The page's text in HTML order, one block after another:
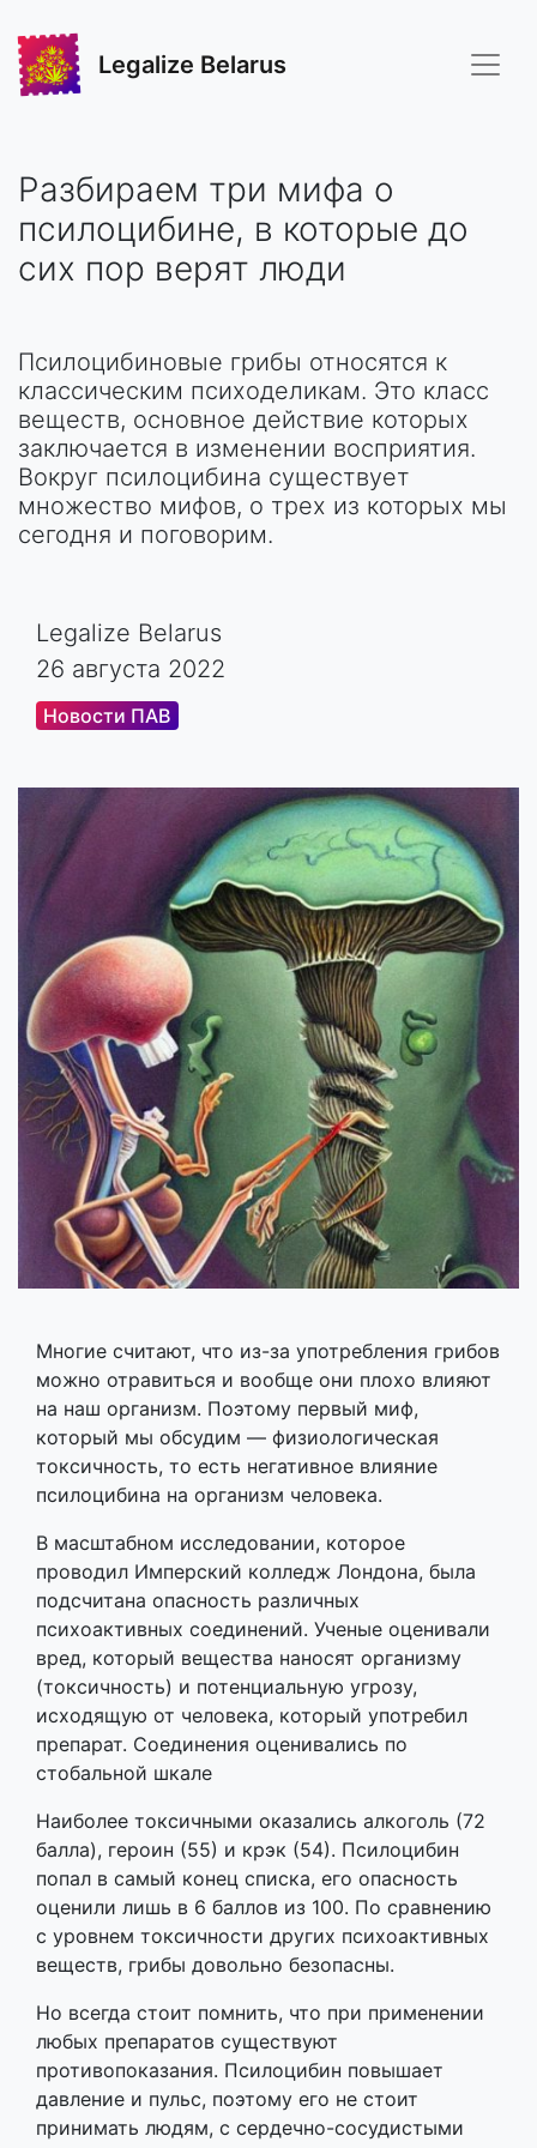
Legalize Belarus
Разбираем три мифа о
псилоцибине, в которые до
сих пор верят люди
Псилоцибиновые грибы относятся к
классическим психоделикам. Это класс
веществ, основное действие которых
заключается в изменении восприятия.
Вокруг псилоцибина существует
множество мифов, о трех из которых мы
сегодня и поговорим.
Legalize Belarus
26 августа 2022
Новости ПАВ
Многие считают, что из-за употребления грибов
можно отравиться и вообще они плохо влияют
на наш организм. Поэтому первый миф,
который мы обсудим — физиологическая
токсичность, то есть негативное влияние
псилоцибина на организм человека.
В масштабном исследовании, которое
проводил Имперский колледж Лондона, была
подсчитана опасность различных
психоактивных соединений. Ученые оценивали
вред, который вещества наносят организму
(токсичность) и потенциальную угрозу,
исходящую от человека, который употребил
препарат. Соединения оценивались по
стобальной шкале
Наиболее токсичными оказались алкоголь (72
балла), героин (55) и крэк (54). Псилоцибин
попал в самый конец списка, его опасность
оценили лишь в 6 баллов из 100. По сравнению
с уровнем токсичности других психоактивных
веществ, грибы довольно безопасны.
Но всегда стоит помнить, что при применении
любых препаратов существуют
противопоказания. Псилоцибин повышает
давление и пульс, поэтому его не стоит
принимать людям, с сердечно-сосудистыми